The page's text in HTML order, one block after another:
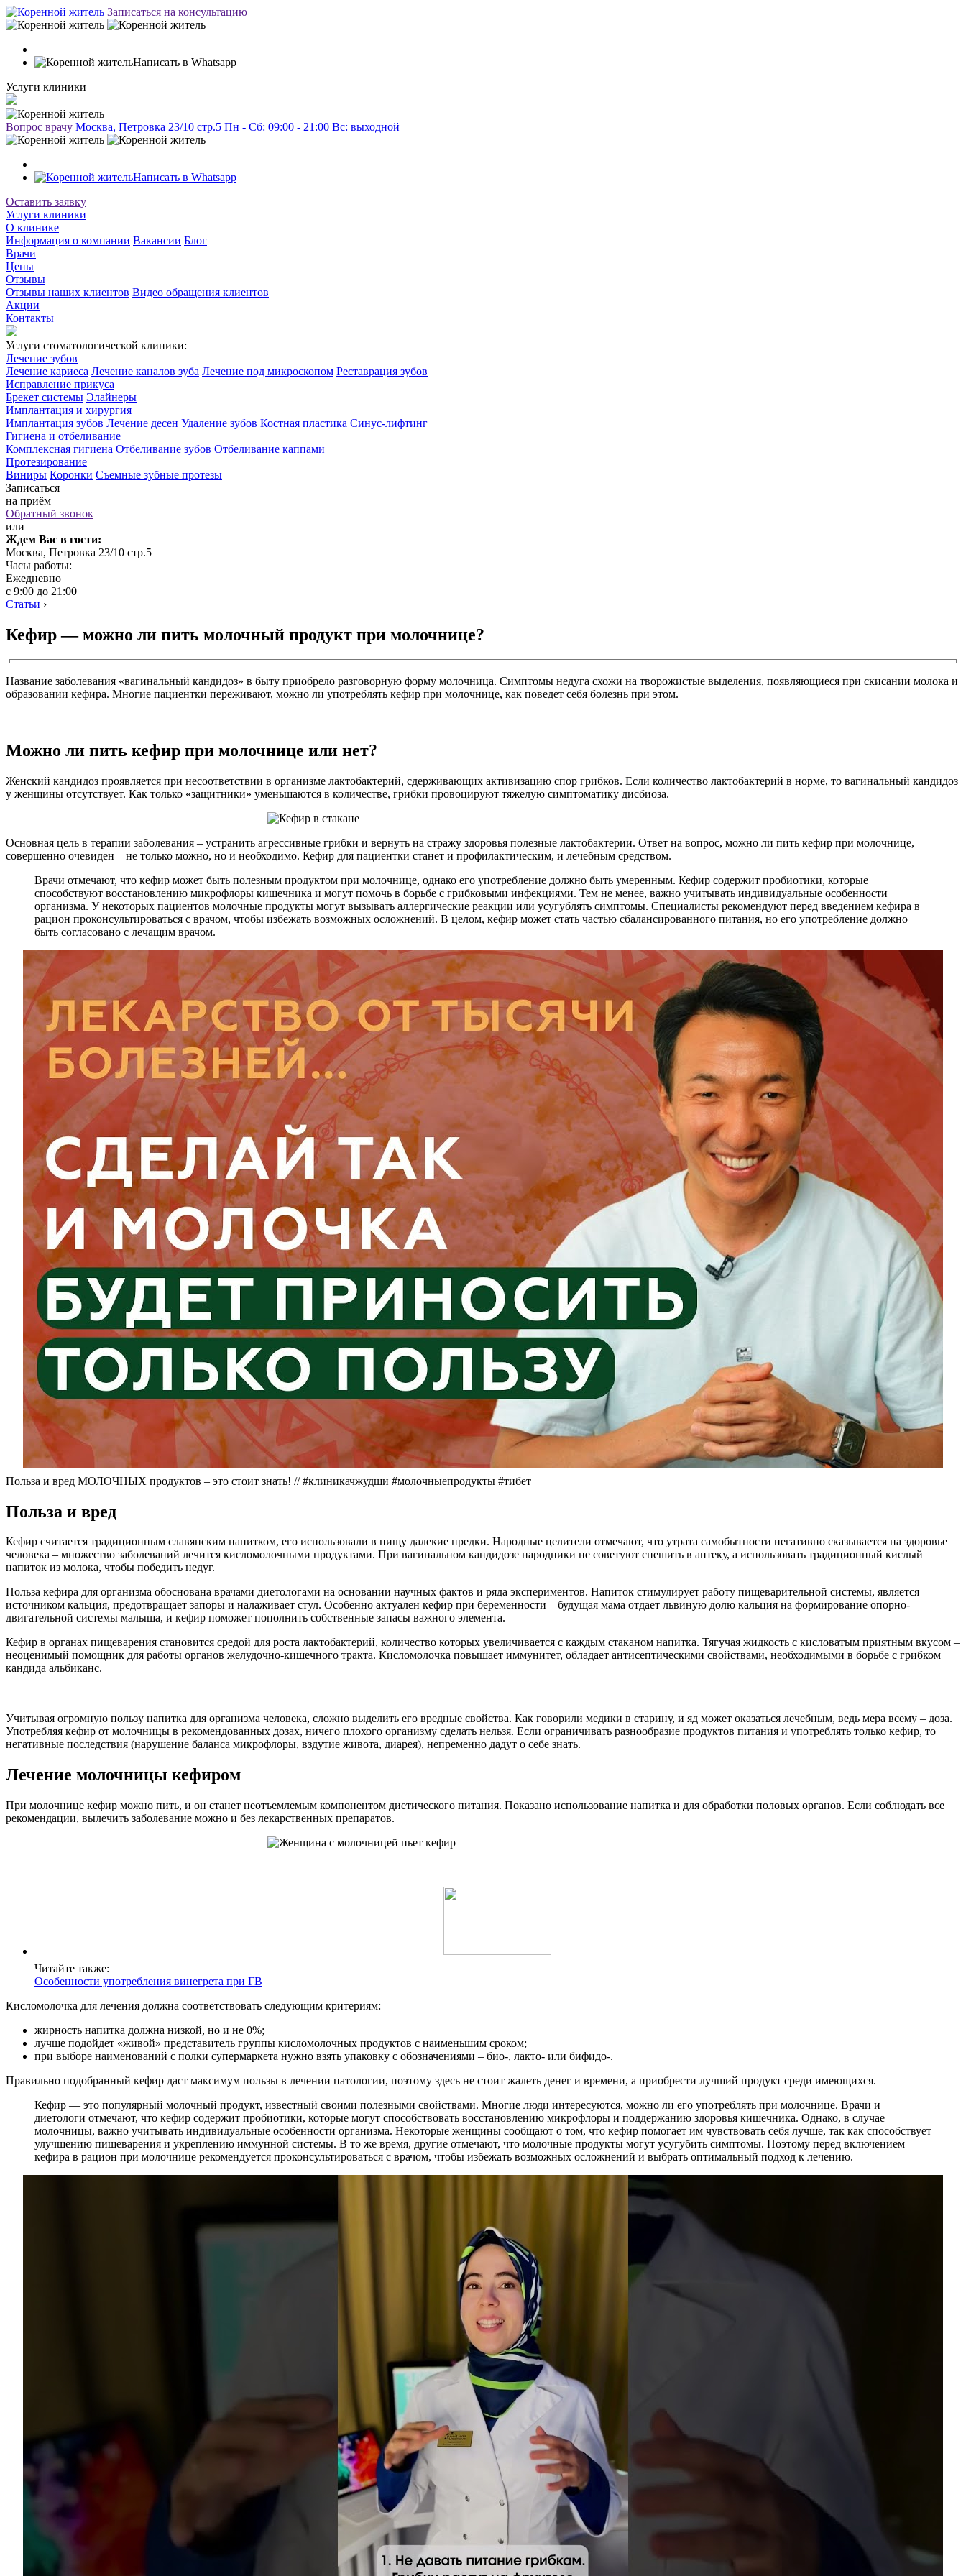
Записаться на консультацию
Написать в Whatsapp
Услуги клиники
Вопрос врачу Москва, Петровка 23/10 стр.5 Пн - Сб: 09:00 - 21:00 Вc: выходной
Написать в Whatsapp
Оставить заявку
Услуги клиники
О клинике
Информация о компании Вакансии Блог
Врачи
Цены
Отзывы
Отзывы наших клиентов Видео обращения клиентов
Акции
Контакты
Услуги стоматологической клиники:
Лечение зубов
Лечение кариеса Лечение каналов зуба Лечение под микроскопом Реставрация зубов
Исправление прикуса
Брекет системы Элайнеры
Имплантация и хирургия
Имплантация зубов Лечение десен Удаление зубов Костная пластика Синус-лифтинг
Гигиена и отбеливание
Комплексная гигиена Отбеливание зубов Отбеливание каппами
Протезирование
Виниры Коронки Съемные зубные протезы
Записаться
на приём
Обратный звонок
или
Ждем Вас в гости:
Москва, Петровка 23/10 стр.5
Часы работы:
Ежедневно
с 9:00 до 21:00
Статьи ›
Кефир — можно ли пить молочный продукт при молочнице?
Название заболевания «вагинальный кандидоз» в быту приобрело разговорную форму молочница. Симптомы недуга схожи на творожистые выделения, появляющиеся при скисании молока и
образовании кефира. Многие пациентки переживают, можно ли употреблять кефир при молочнице, как поведет себя болезнь при этом.
Можно ли пить кефир при молочнице или нет?
Женский кандидоз проявляется при несоответствии в организме лактобактерий, сдерживающих активизацию спор грибков. Если количество лактобактерий в норме, то вагинальный кандидоз
у женщины отсутствует. Как только «защитники» уменьшаются в количестве, грибки провоцируют тяжелую симптоматику дисбиоза.
Основная цель в терапии заболевания – устранить агрессивные грибки и вернуть на стражу здоровья полезные лактобактерии. Ответ на вопрос, можно ли пить кефир при молочнице,
совершенно очевиден – не только можно, но и необходимо. Кефир для пациентки станет и профилактическим, и лечебным средством.
Врачи отмечают, что кефир может быть полезным продуктом при молочнице, однако его употребление должно быть умеренным. Кефир содержит пробиотики, которые
способствуют восстановлению микрофлоры кишечника и могут помочь в борьбе с грибковыми инфекциями. Тем не менее, важно учитывать индивидуальные особенности
организма. У некоторых пациентов молочные продукты могут вызывать аллергические реакции или усугублять симптомы. Специалисты рекомендуют перед введением кефира в
рацион проконсультироваться с врачом, чтобы избежать возможных осложнений. В целом, кефир может стать частью сбалансированного питания, но его употребление должно
быть согласовано с лечащим врачом.
Польза и вред МОЛОЧНЫХ продуктов – это стоит знать! // #клиникачжудши #молочныепродукты #тибет
Польза и вред
Кефир считается традиционным славянским напитком, его использовали в пищу далекие предки. Народные целители отмечают, что утрата самобытности негативно сказывается на здоровье
человека – множество заболеваний лечится кисломолочными продуктами. При вагинальном кандидозе народники не советуют спешить в аптеку, а использовать традиционный кислый
напиток из молока, чтобы победить недуг.
Польза кефира для организма обоснована врачами диетологами на основании научных фактов и ряда экспериментов. Напиток стимулирует работу пищеварительной системы, является
источником кальция, предотвращает запоры и налаживает стул. Особенно актуален кефир при беременности – будущая мама отдает львиную долю кальция на формирование опорно-
двигательной системы малыша, и кефир поможет пополнить собственные запасы важного элемента.
Кефир в органах пищеварения становится средой для роста лактобактерий, количество которых увеличивается с каждым стаканом напитка. Тягучая жидкость с кисловатым приятным вкусом –
неоценимый помощник для работы органов желудочно-кишечного тракта. Кисломолочка повышает иммунитет, обладает антисептическими свойствами, необходимыми в борьбе с грибком
кандида альбиканс.
Учитывая огромную пользу напитка для организма человека, сложно выделить его вредные свойства. Как говорили медики в старину, и яд может оказаться лечебным, ведь мера всему – доза.
Употребляя кефир от молочницы в рекомендованных дозах, ничего плохого организму сделать нельзя. Если ограничивать разнообразие продуктов питания и употреблять только кефир, то
негативные последствия (нарушение баланса микрофлоры, вздутие живота, диарея), непременно дадут о себе знать.
Лечение молочницы кефиром
При молочнице кефир можно пить, и он станет неотъемлемым компонентом диетического питания. Показано использование напитка и для обработки половых органов. Если соблюдать все
рекомендации, вылечить заболевание можно и без лекарственных препаратов.
Читайте также:
Особенности употребления винегрета при ГВ
Кисломолочка для лечения должна соответствовать следующим критериям:
жирность напитка должна низкой, но и не 0%;
лучше подойдет «живой» представитель группы кисломолочных продуктов с наименьшим сроком;
при выборе наименований с полки супермаркета нужно взять упаковку с обозначениями – био-, лакто- или бифидо-.
Правильно подобранный кефир даст максимум пользы в лечении патологии, поэтому здесь не стоит жалеть денег и времени, а приобрести лучший продукт среди имеющихся.
Кефир — это популярный молочный продукт, известный своими полезными свойствами. Многие люди интересуются, можно ли его употреблять при молочнице. Врачи и
диетологи отмечают, что кефир содержит пробиотики, которые могут способствовать восстановлению микрофлоры и поддержанию здоровья кишечника. Однако, в случае
молочницы, важно учитывать индивидуальные особенности организма. Некоторые женщины сообщают о том, что кефир помогает им чувствовать себя лучше, так как способствует
улучшению пищеварения и укреплению иммунной системы. В то же время, другие отмечают, что молочные продукты могут усугубить симптомы. Поэтому перед включением
кефира в рацион при молочнице рекомендуется проконсультироваться с врачом, чтобы избежать возможных осложнений и выбрать оптимальный подход к лечению.